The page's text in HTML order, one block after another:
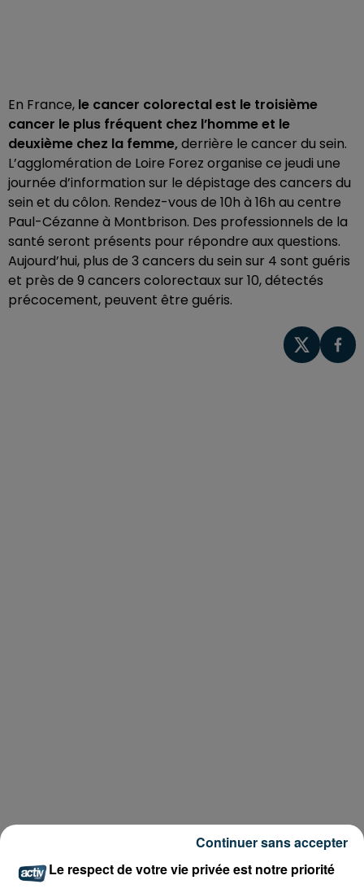
En France, le cancer colorectal est le troisième
cancer le plus fréquent chez l’hommeet le
deuxième chez la femme,derrière le cancer du sein.
L’agglomération de Loire Forez organise ce jeudi une
journée d’information sur le dépistage des cancers du
sein et du côlon. Rendez-vous de 10h à 16h au centre
Paul-Cézanne à Montbrison. Des professionnels de la
santé seront présents pour répondre aux questions.
Aujourd’hui, plus de 3 cancers du sein sur 4 sont guéris
et près de 9 cancers colorectaux sur 10, détectés
précocement, peuvent être guéris.
Le respect de votre vie privée est notre priorité
Continuer sans accepter